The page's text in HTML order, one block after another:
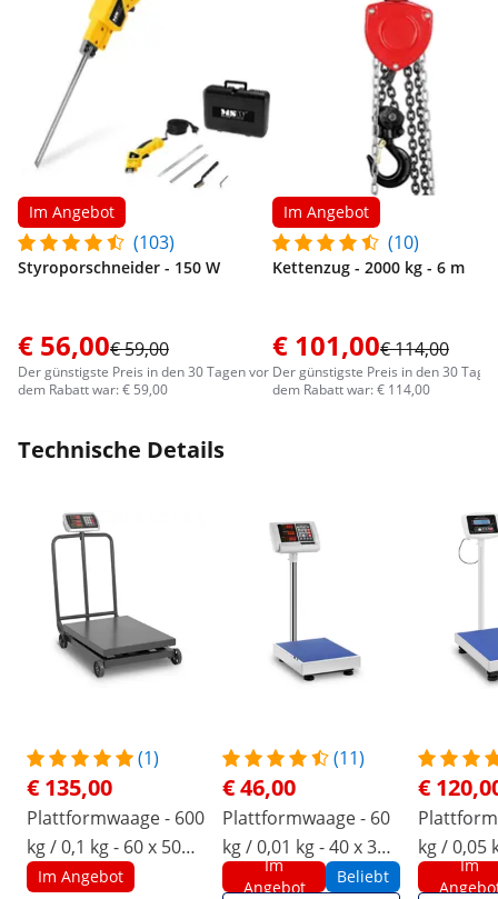
Im Angebot
(103)
Styroporschneider - 150 W
€ 56,00€ 59,00
Der günstigste Preis in den 30 Tagen vor
dem Rabatt war: € 59,00
Im Angebot
(10)
Kettenzug - 2000 kg - 6 m
€ 101,00€ 114,00
Der günstigste Preis in den 30
dem Rabatt war: € 114,00
Technische Details
(1)
€ 135,00
Plattformwaage - 600
kg / 0,1 kg - 60 x 50
Im Angebot
(11)
€ 46,00
Plattformwaage - 60
kg / 0,01 kg - 40 x 30
cm - LED
Im
Angebot
Beliebt
€
kg / 0,05
cm - LCD
Im